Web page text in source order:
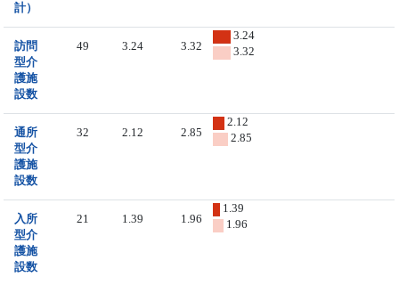
計）
訪問
型介
護施
設数
49 3.24 3.32
3.24
3.32
通所
型介
護施
設数
32 2.12 2.85
2.12
2.85
入所
型介
護施
設数
21 1.39 1.96
1.39
1.96